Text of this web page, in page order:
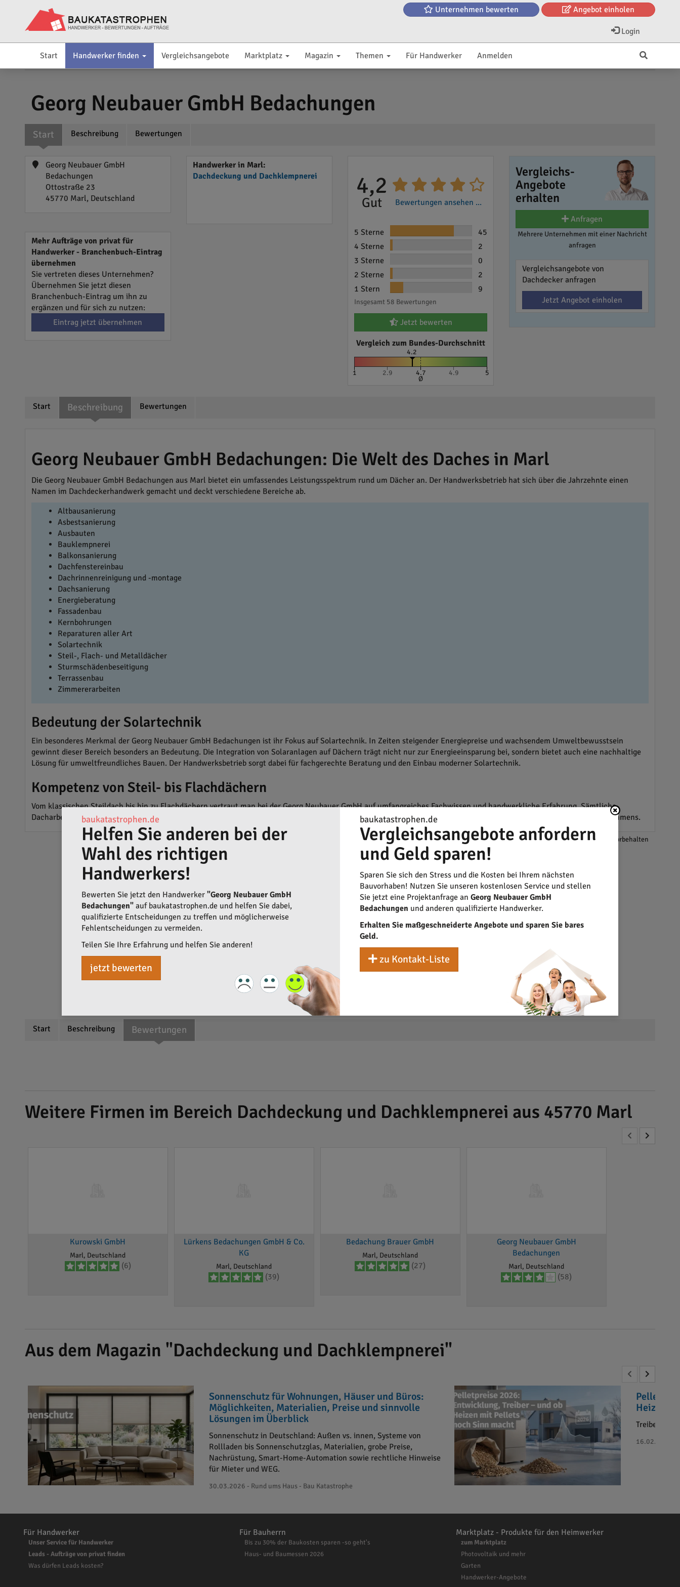
Unternehmen bewerten Angebot einholen
Login
Start Handwerker finden Vergleichsangebote Marktplatz Magazin Themen Für Handwerker Anmelden
Georg Neubauer GmbH Bedachungen
Start Beschreibung Bewertungen
Georg Neubauer GmbH
Bedachungen
Ottostraße 23
45770 Marl, Deutschland
Handwerker in Marl:
Dachdeckung und Dachklempnerei
Mehr Aufträge von privat für
Handwerker - Branchenbuch-Eintrag
übernehmen
Sie vertreten dieses Unternehmen?
Übernehmen Sie jetzt diesen
Branchenbuch-Eintrag um ihn zu
ergänzen und für sich zu nutzen:
Eintrag jetzt übernehmen
4,2
Gut Bewertungen ansehen ...
5 Sterne
45
4 Sterne
2
3 Sterne
0
2 Sterne
2
1 Stern
9
Insgesamt 58 Bewertungen
Jetzt bewerten
Vergleich zum Bundes-Durchschnitt
4.2
1 2.9 4.7
Ø
4.9 5
Vergleichs-
Angebote
erhalten
Anfragen
Mehrere Unternehmen mit einer Nachricht
anfragen
Vergleichsangebote von
Dachdecker anfragen
Jetzt Angebot einholen
Start Beschreibung Bewertungen
Georg Neubauer GmbH Bedachungen: Die Welt des Daches in Marl
Die Georg Neubauer GmbH Bedachungen aus Marl bietet ein umfassendes Leistungsspektrum rund um Dächer an. Der Handwerksbetrieb hat sich über die Jahrzehnte einen
Namen im Dachdeckerhandwerk gemacht und deckt verschiedene Bereiche ab.
Altbausanierung
Asbestsanierung
Ausbauten
Bauklempnerei
Balkonsanierung
Dachfenstereinbau
Dachrinnenreinigung und -montage
Dachsanierung
Energieberatung
Fassadenbau
Kernbohrungen
Reparaturen aller Art
Solartechnik
Steil-, Flach- und Metalldächer
Sturmschädenbeseitigung
Terrassenbau
Zimmererarbeiten
Bedeutung der Solartechnik
Ein besonderes Merkmal der Georg Neubauer GmbH Bedachungen ist ihr Fokus auf Solartechnik. In Zeiten steigender Energiepreise und wachsendem Umweltbewusstsein
gewinnt dieser Bereich besonders an Bedeutung. Die Integration von Solaranlagen auf Dächern trägt nicht nur zur Energieeinsparung bei, sondern bietet auch eine nachhaltige
Lösung für umweltfreundliches Bauen. Der Handwerksbetrieb sorgt dabei für fachgerechte Beratung und den Einbau moderner Solartechnik.
Kompetenz von Steil- bis Flachdächern
Vom klassischen Steildach bis hin zu Flachdächern vertraut man bei der Georg Neubauer GmbH auf umfangreiches Fachwissen und handwerkliche Erfahrung. Sämtliche
Dacharbeiten, von der Instandsetzung bis zur Neugestaltung, sind abgedeckt. Die Bandbreite der Dienstleistungen demonstriert die Vielseitigkeit des Handwerksunternehmens.
*Änderungen und Irrtümer vorbehalten
Start Beschreibung Bewertungen
Weitere Firmen im Bereich Dachdeckung und Dachklempnerei aus 45770 Marl
Kurowski GmbH
Marl, Deutschland
(6)
Lürkens Bedachungen GmbH & Co.
KG
Marl, Deutschland
(39)
Bedachung Brauer GmbH
Marl, Deutschland
(27)
Georg Neubauer GmbH
Bedachungen
Marl, Deutschland
(58)
Aus dem Magazin "Dachdeckung und Dachklempnerei"
Sonnenschutz für Wohnungen, Häuser und Büros:
Möglichkeiten, Materialien, Preise und sinnvolle
Lösungen im Überblick
Sonnenschutz in Deutschland: Außen vs. innen, Systeme von
Rollladen bis Sonnenschutzglas, Materialien, grobe Preise,
Nachrüstung, Smart-Home-Automation sowie rechtliche Hinweise
für Mieter und WEG.
30.03.2026 - Rund ums Haus - Bau Katastrophe
Heizen
Treiber der
16.02.2026 -
baukatastrophen.de
Helfen Sie anderen bei der
Wahl des richtigen
Handwerkers!
Bewerten Sie jetzt den Handwerker "Georg Neubauer GmbH
Bedachungen" auf baukatastrophen.de und helfen Sie dabei,
qualifizierte Entscheidungen zu treffen und möglicherweise
Fehlentscheidungen zu vermeiden.
Teilen Sie Ihre Erfahrung und helfen Sie anderen!
jetzt bewerten
baukatastrophen.de
Vergleichsangebote anfordern
und Geld sparen!
Sparen Sie sich den Stress und die Kosten bei Ihrem nächsten
Bauvorhaben! Nutzen Sie unseren kostenlosen Service und stellen
Sie jetzt eine Projektanfrage an Georg Neubauer GmbH
Bedachungen und anderen qualifizierte Handwerker.
Erhalten Sie maßgeschneiderte Angebote und sparen Sie bares
Geld.
zu Kontakt-Liste
Für Handwerker
Unser Service für Handwerker
Leads - Aufträge von privat finden
Was dürfen Leads kosten?
Für Bauherrn
Bis zu 30% der Baukosten sparen -so geht's
Haus- und Baumessen 2026
Marktplatz - Produkte für den Heimwerker
zum Marktplatz
Photovoltaik und mehr
Garten
Handwerker-Angebote